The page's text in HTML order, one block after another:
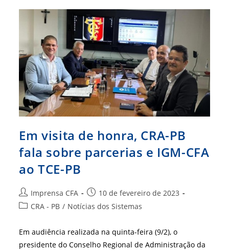
Relações
Institucionais
Da
Presidência
Da
República
Em visita de honra, CRA-PB
fala sobre parcerias e IGM-CFA
ao TCE-PB
Autor
do
Imprensa CFA
Post
publicado:
10 de fevereiro de 2023
Categoria
post:
CRA - PB / Notícias dos Sistemas
Em audiência realizada na quinta-feira (9/2), o
presidente do Conselho Regional de Administração da